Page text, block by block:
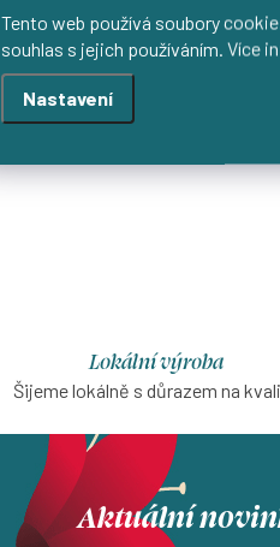
Tento web používá soubory
souhlas s jejich používáním. Více
Nastavení
Lokální výroba
Šijeme lokálně s důrazem na
Aktuální